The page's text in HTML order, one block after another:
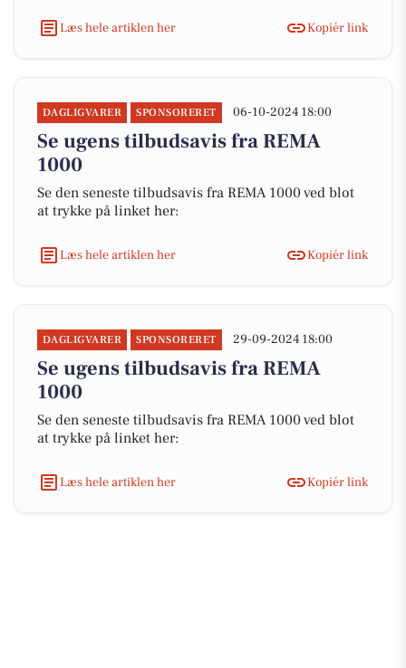
Læs hele artiklen her Kopiér link
DAGLIGVARER SPONSORERET 06-10-2024 18:00
Se ugens tilbudsavis fra REMA
1000
Se den seneste tilbudsavis fra REMA 1000 ved blot
at trykke på linket her:
Læs hele artiklen her Kopiér link
DAGLIGVARER SPONSORERET 29-09-2024 18:00
Se ugens tilbudsavis fra REMA
1000
Se den seneste tilbudsavis fra REMA 1000 ved blot
at trykke på linket her:
Læs hele artiklen her Kopiér link